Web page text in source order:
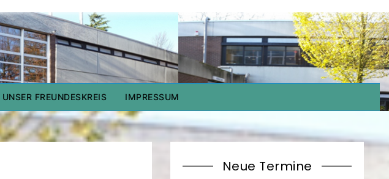
UNSER FREUNDESKREIS IMPRESSUM
Neue Termine